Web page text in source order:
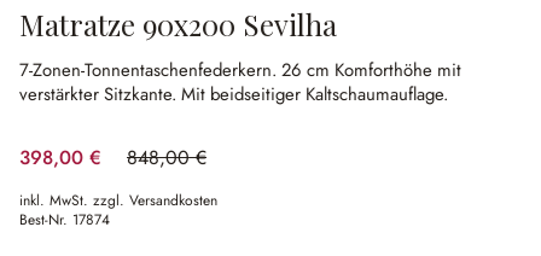
Matratze 90x200 Sevilha
7-Zonen-Tonnentaschenfederkern. 26 cm Komforthöhe mit
verstärkter Sitzkante. Mit beidseitiger Kaltschaumauflage.
398,00 € 848,00 €
(53.07% gespart)
inkl. MwSt. zzgl. Versandkosten
Best-Nr. 17874